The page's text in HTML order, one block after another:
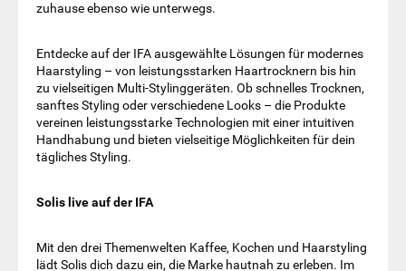
zuhause ebenso wie unterwegs.
Entdecke auf der IFA ausgewählte Lösungen für modernes
Haarstyling – von leistungsstarken Haartrocknern bis hin
zu vielseitigen Multi-Stylinggeräten. Ob schnelles Trocknen,
sanftes Styling oder verschiedene Looks – die Produkte
vereinen leistungsstarke Technologien mit einer intuitiven
Handhabung und bieten vielseitige Möglichkeiten für dein
tägliches Styling.
Solis live auf der IFA
Mit den drei Themenwelten Kaffee, Kochen und Haarstyling
lädt Solis dich dazu ein, die Marke hautnah zu erleben. Im